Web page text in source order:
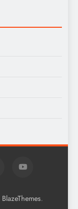
BlazeThemes.